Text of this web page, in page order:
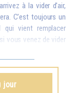
à la vider d'air,
C'est toujours un
qui vient remplacer
vous venez de vider
de suite pour vous
Mikhaël Aïvanhov
jour